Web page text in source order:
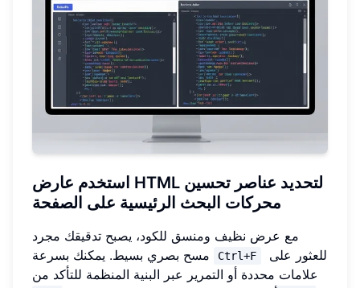
استخدم عارض HTML لتحديد عناصر تحسين
محركات البحث الرئيسية على الصفحة
مع عرض نظيف ومنسق للكود، يصبح تدقيقك مجرد
Ctrl+F
علامات محددة أو التمرير عبر البنية المنظمة للتأكد من